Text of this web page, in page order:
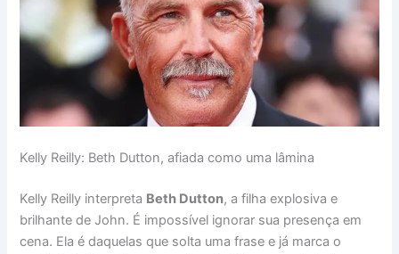
Kelly Reilly: Beth Dutton, afiada como uma lâmina
Kelly Reilly interpreta Beth Dutton, a filha explosiva e
brilhante de John. É impossível ignorar sua presença em
cena. Ela é daquelas que solta uma frase e já marca o